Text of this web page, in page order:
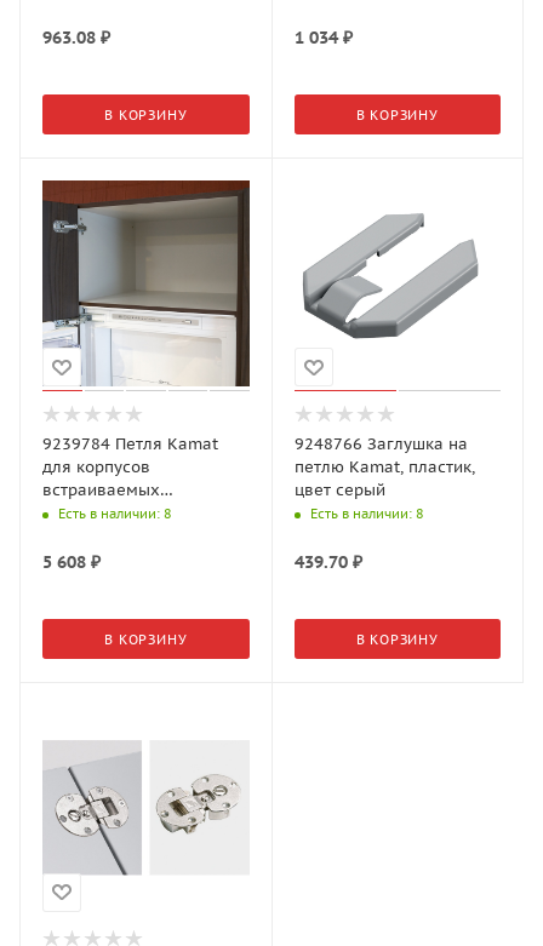
963.08 ₽
В КОРЗИНУ
1 034₽
В КОРЗИНУ
9239784 Петля Kamat
для корпусов
встраиваемых
холодильников, угол 115
Есть в наличии: 8
5 608 ₽
В КОРЗИНУ
9248766 Заглушка на
петлю Kamat, пластик,
цвет серый
Есть в наличии: 8
439.70₽
В КОРЗИНУ